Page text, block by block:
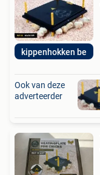
kippenhokken be
Ook van deze
adverteerder